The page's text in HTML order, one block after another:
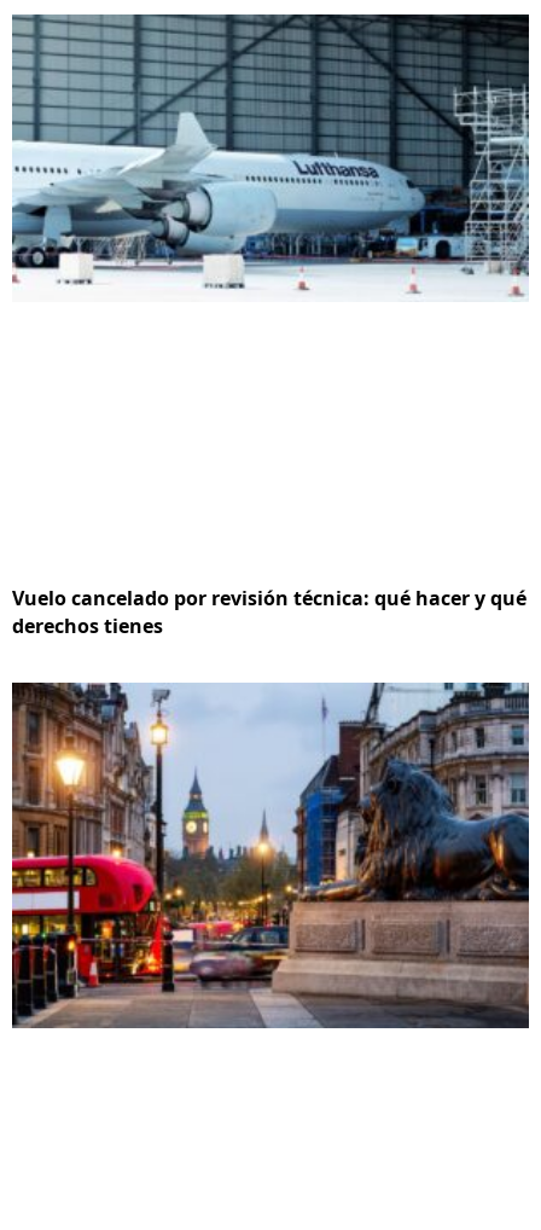
Vuelo cancelado por revisión técnica: qué hacer y qué
derechos tienes